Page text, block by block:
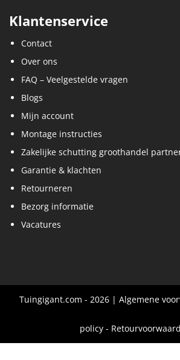
Klantenservice
Contact
Over ons
FAQ – Veelgestelde vragen
Blogs
Mijn account
Montage instructies
Zakelijke schutting groothandel
Garantie & klachten
Retourneren
Bezorg informatie
Vacatures
Tuingigant.com - 2026 | Algemene
policy-